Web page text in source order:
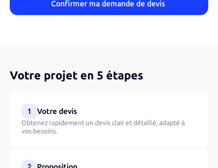
Votre projet en 5 étapes
1 Votre devis
Obtenez rapidement un devis clair et détaillé, adapté à
vos besoins.